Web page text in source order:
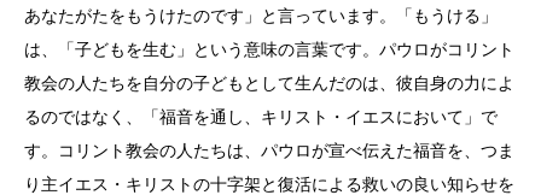
あなたがたをもうけたのです」と言っています。「もうける」
は、「子どもを生む」という意味の言葉です。パウロがコリント
教会の人たちを自分の子どもとして生んだのは、彼自身の力によ
るのではなく、「福音を通し、キリスト・イエスにおいて」で
す。コリント教会の人たちは、パウロが宣べ伝えた福音を、つま
り主イエス・キリストの十字架と復活による救いの良い知らせを